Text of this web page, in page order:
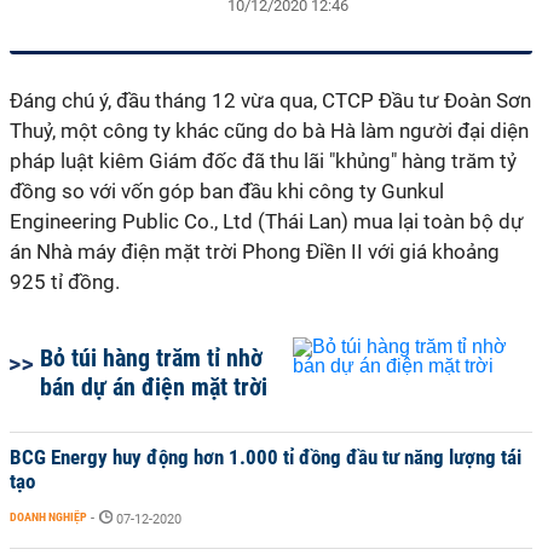
10/12/2020 12:46
Đáng chú ý, đầu tháng 12 vừa qua, CTCP Đầu tư Đoàn Sơn
Thuỷ, một công ty khác cũng do bà Hà làm người đại diện
pháp luật kiêm Giám đốc đã thu lãi "khủng" hàng trăm tỷ
đồng so với vốn góp ban đầu khi công ty Gunkul
Engineering Public Co., Ltd (Thái Lan) mua lại toàn bộ dự
án Nhà máy điện mặt trời Phong Điền II với giá khoảng
925 tỉ đồng.
Bỏ túi hàng trăm tỉ nhờ
bán dự án điện mặt trời
BCG Energy huy động hơn 1.000 tỉ đồng đầu tư năng lượng tái
tạo
DOANH NGHIỆP - 07-12-2020